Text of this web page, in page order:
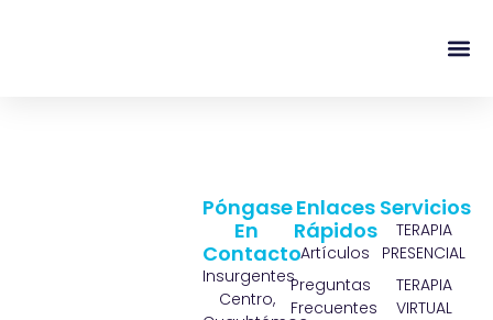
Servicios
TERAPIA
PRESENCIAL
TERAPIA
VIRTUAL
Enlaces
Rápidos
Artículos
Preguntas
Frecuentes
Póngase
En
Contacto
Insurgentes
Centro,